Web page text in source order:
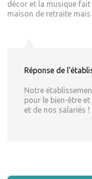
décor et la musique
maison de retraite
Réponse de
Notre
pour le bien-être
et de nos salariés !